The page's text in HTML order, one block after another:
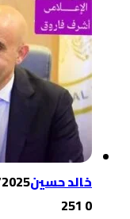
خالد حسين
0